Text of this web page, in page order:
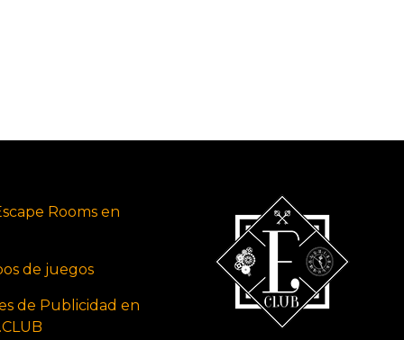
Rooms en
de juegos
de Publicidad en